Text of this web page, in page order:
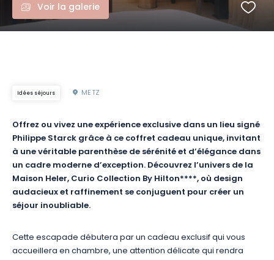
Voir la galerie
Idées séjours METZ
Offrez ou vivez une expérience exclusive dans un lieu signé
Philippe Starck grâce à ce coffret cadeau unique, invitant
à une véritable parenthèse de sérénité et d’élégance dans
un cadre moderne d’exception. Découvrez l’univers de la
Maison Heler, Curio Collection By Hilton****, où design
audacieux et raffinement se conjuguent pour créer un
séjour inoubliable.
Cette escapade débutera par un cadeau exclusif qui vous
accueillera en chambre, une attention délicate qui rendra